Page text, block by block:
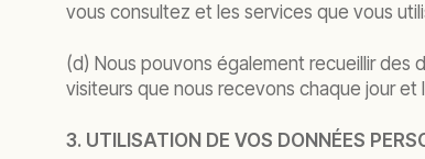
vous consultez et les services que vous
(d) Nous pouvons également recueillir des
visiteurs que nous recevons chaque jour
3. UTILISATION DE VOS DONNÉES